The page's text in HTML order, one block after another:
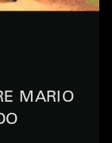
MARIO